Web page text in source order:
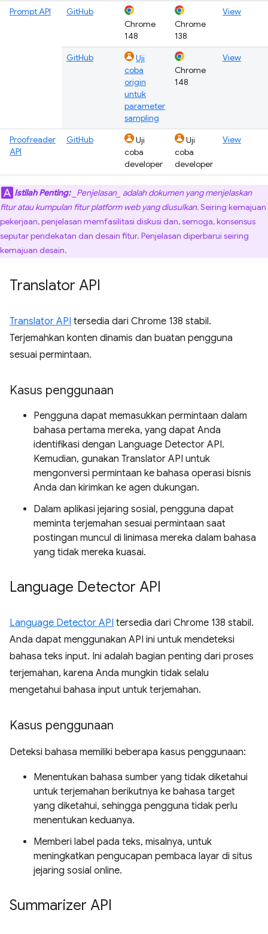
Prompt API
GitHub
Chrome
148
Chrome
138
View
GitHub
Uji
coba
origin
untuk
parameter
sampling
Chrome
148
View
Proofreader
API
GitHub
Uji
coba
developer
Uji
coba
developer
View
Istilah Penting:_Penjelasan_ adalah dokumen yang menjelaskan
fitur atau kumpulan fitur platform web yang diusulkan.Seiring kemajuan
pekerjaan, penjelasan memfasilitasi diskusi dan, semoga, konsensus
seputar pendekatan dan desain fitur. Penjelasan diperbarui seiring
kemajuan desain.
Translator API
Translator API tersedia dari Chrome 138 stabil.
Terjemahkan konten dinamis dan buatan pengguna
sesuai permintaan.
Kasus penggunaan
Pengguna dapat memasukkan permintaan dalam
bahasa pertama mereka, yang dapat Anda
identifikasi dengan Language Detector API.
Kemudian, gunakan Translator API untuk
mengonversi permintaan ke bahasa operasi bisnis
Anda dan kirimkan ke agen dukungan.
Dalam aplikasi jejaring sosial, pengguna dapat
meminta terjemahan sesuai permintaan saat
postingan muncul di linimasa mereka dalam bahasa
yang tidak mereka kuasai.
Language Detector API
Language Detector API tersedia dari Chrome 138 stabil.
Anda dapat menggunakan API ini untuk mendeteksi
bahasa teks input. Ini adalah bagian penting dari proses
terjemahan, karena Anda mungkin tidak selalu
mengetahui bahasa input untuk terjemahan.
Kasus penggunaan
Deteksi bahasa memiliki beberapa kasus penggunaan:
Menentukan bahasa sumber yang tidak diketahui
untuk terjemahan berikutnya ke bahasa target
yang diketahui, sehingga pengguna tidak perlu
menentukan keduanya.
Memberi label pada teks, misalnya, untuk
meningkatkan pengucapan pembaca layar di situs
jejaring sosial online.
Summarizer API